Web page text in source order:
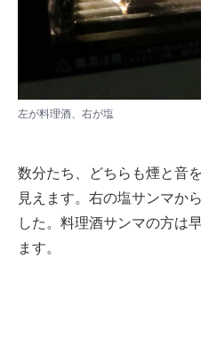
左が料理酒、右が塩
数分たち、どちらも煙と音
見えます。右の塩サンマか
した。料理酒サンマの方は
ます。